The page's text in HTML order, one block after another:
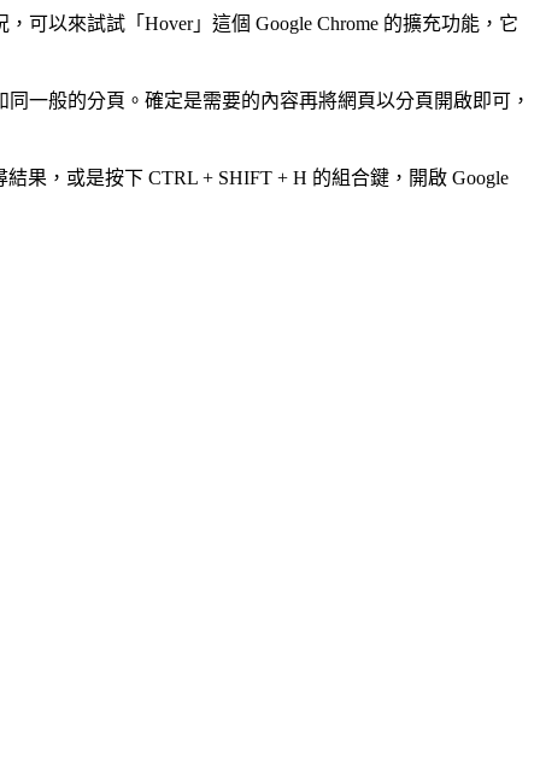
可以來試試「Hover」這個 Google Chrome 的擴充功能，它
一般的分頁。確定是需要的內容再將網頁以分頁開啟即可，
果，或是按下 CTRL + SHIFT + H 的組合鍵，開啟 Google